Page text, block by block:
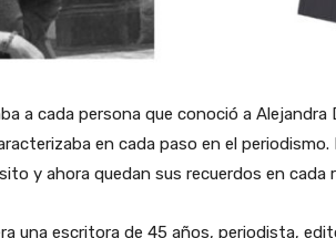
a cada persona que conoció a Alejandra
en cada paso en el
y ahora quedan sus recuerdos en cada
una escritora de 45 años, periodista,